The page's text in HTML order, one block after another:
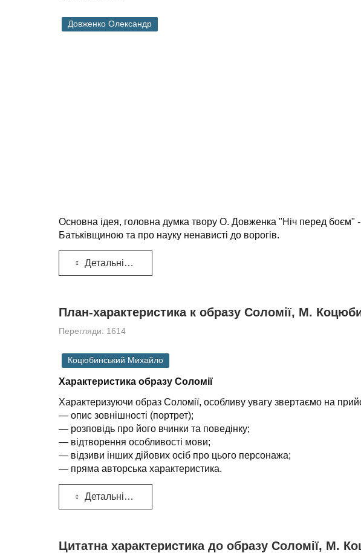
Довженко Олександр
Основна ідея, головна думка твору О. Довженка "Ніч перед боєм"
Батьківщиною та про науку ненависті до ворогів.
Детальніше...
План-характеристика к образу Соломії, М.
Перегляди: 1614
Коцюбинський Михайло
Характеристика образу Соломії
Характеризуючи образ Соломії, особливу увагу звертаємо на
— опис зовнішності (портрет);
— розповідь про його вчинки та поведінку;
— відтворення особливості мови;
— відзиви інших дійових осіб про цього персонажа;
— пряма авторська характеристика.
Детальніше...
Цитатна характеристика до образу Соломії, М.